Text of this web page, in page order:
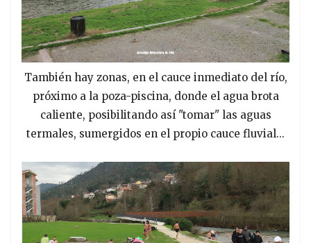
También hay zonas, en el cauce inmediato del río,
próximo a la poza-piscina, donde el agua brota
caliente, posibilitando así "tomar" las aguas
termales, sumergidos en el propio cauce fluvial...